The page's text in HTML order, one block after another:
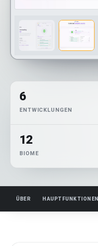
6
ENTWICKLUNGEN
12
BIOME
ÜBER HAUPTFUNKTIONEN